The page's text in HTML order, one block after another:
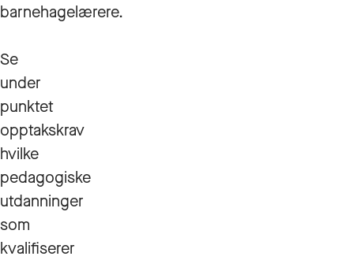
barnehagelærere.
Se
under
punktet
opptakskrav
hvilke
pedagogiske
utdanninger
som
kvalifiserer